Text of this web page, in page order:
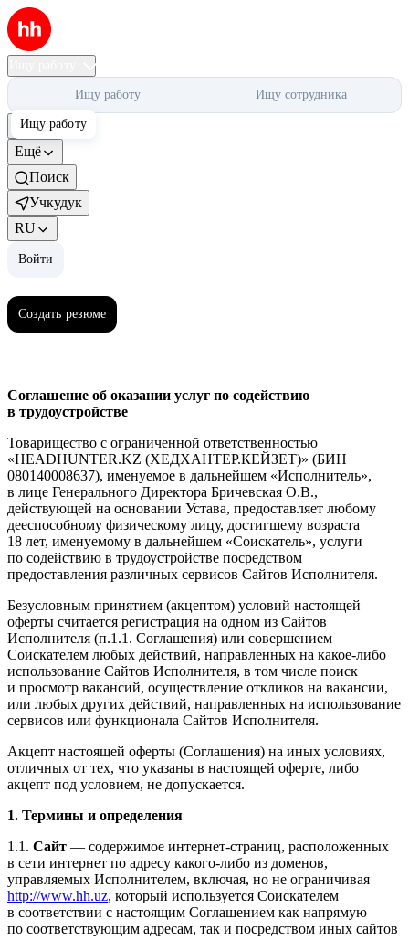
Ищу работу
Ищу работу
Ищу сотрудника
Помощь
Ещё
Поиск
Учкудук
RU
Войти
Создать резюме
Соглашение об оказании услуг по содействию
в трудоустройстве
Товарищество с ограниченной ответственностью
«HEADHUNTER.KZ (ХЕДХАНТЕР.КЕЙЗЕТ)» (БИН
080140008637), именуемое в дальнейшем «Исполнитель»,
в лице Генерального Директора Бричевская О.В.,
действующей на основании Устава, предоставляет любому
дееспособному физическому лицу, достигшему возраста
18 лет, именуемому в дальнейшем «Соискатель», услуги
по содействию в трудоустройстве посредством
предоставления различных сервисов Сайтов Исполнителя.
Безусловным принятием (акцептом) условий настоящей
оферты считается регистрация на одном из Сайтов
Исполнителя (п.1.1. Соглашения) или совершением
Соискателем любых действий, направленных на какое-либо
использование Сайтов Исполнителя, в том числе поиск
и просмотр вакансий, осуществление откликов на вакансии,
или любых других действий, направленных на использование
сервисов или функционала Сайтов Исполнителя.
Акцепт настоящей оферты (Соглашения) на иных условиях,
отличных от тех, что указаны в настоящей оферте, либо
акцепт под условием, не допускается.
1. Термины и определения
1.1. Сайт — содержимое интернет-страниц, расположенных
в сети интернет по адресу какого-либо из доменов,
управляемых Исполнителем, включая, но не ограничивая
http://www.hh.uz, который используется Соискателем
в соответствии с настоящим Соглашением как напрямую
по соответствующим адресам, так и посредством иных сайтов